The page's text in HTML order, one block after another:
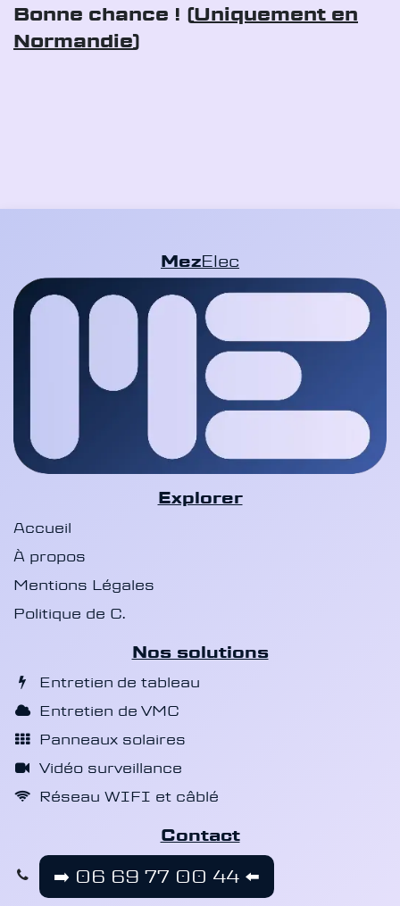
Bonne chance ! (Uniquement en
Normandie)
MezElec
Explorer
Accueil
À propos
Mentions Légales
Politique de C.
Nos solutions
Entretien de tableau
Entretien de VMC
Panneaux solaires
Vidéo surveillance
Réseau WIFI et câblé
Contact
➡️ 06 69 77 00 44 ⬅️